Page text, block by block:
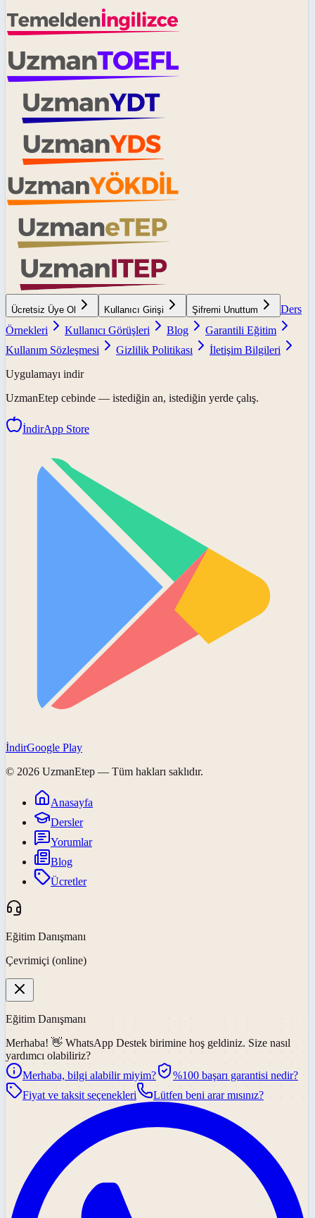
Ücretsiz Üye Ol Kullanıcı Girişi Şifremi Unuttum
Ders
Örnekleri
Kullanıcı Görüşleri Blog
Garantili Eğitim
Kullanım Sözleşmesi
Gizlilik Politikası
İletişim Bilgileri
Uygulamayı indir
UzmanEtep cebinde — istediğin an, istediğin yerde çalış.
İndirApp Store
İndirGoogle Play
© 2026 UzmanEtep — Tüm hakları saklıdır.
Anasayfa
Dersler
Yorumlar
Blog
Ücretler
Eğitim Danışmanı
Çevrimiçi (online)
Eğitim Danışmanı
Merhaba! 👋 WhatsApp Destek birimine hoş geldiniz. Size nasıl
yardımcı olabiliriz?
Merhaba, bilgi alabilir miyim?
%100 başarı garantisi nedir?
Fiyat ve taksit seçenekleri
Lütfen beni arar mısınız?